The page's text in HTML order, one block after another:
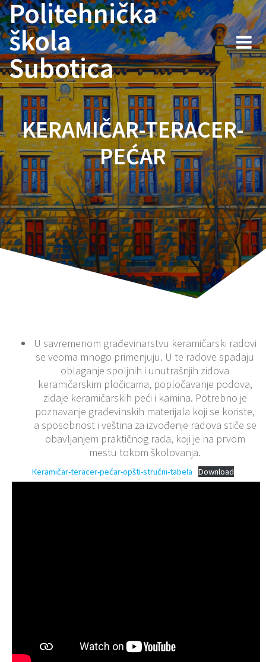
Skip
to
content
Politehnička
škola
Subotica
KERAMIČAR-TERACER-
PEĆAR
U savremenom građevinarstvu keramičarski radovi
se veoma mnogo primenjuju. U te radove spadaju
oblaganje spoljnih i unutrašnjih zidova
keramičarskim pločicama, popločavanje podova,
zidaje keramičarskih peći i kamina. Potrebno je
poznavanje građevinskih materijala koji se koriste,
a sposobnost i veština za izvođenje radova stiče se
obavljanjem praktičnog rada, koji je na prvom
mestu tokom školovanja.
Кeramičar-teracer-pećar-opšti-stručni-tabela Download